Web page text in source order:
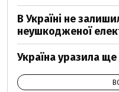
В Україні не
неушкодженої
Україна уразила ще